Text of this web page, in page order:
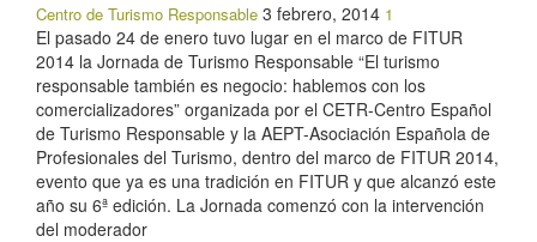
Centro de Turismo Responsable 3 febrero, 2014 1
El pasado 24 de enero tuvo lugar en el marco de FITUR
2014 la Jornada de Turismo Responsable “El turismo
responsable también es negocio: hablemos con los
comercializadores” organizada por el CETR-Centro Español
de Turismo Responsable y la AEPT-Asociación Española de
Profesionales del Turismo, dentro del marco de FITUR 2014,
evento que ya es una tradición en FITUR y que alcanzó este
año su 6ª edición. La Jornada comenzó con la intervención
del moderador